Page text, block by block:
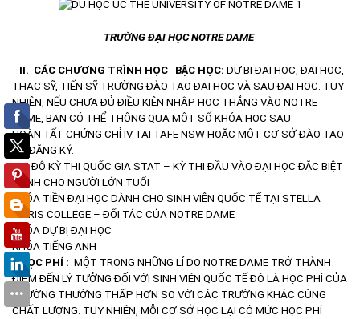
TRƯỜNG ĐẠI HỌC NOTRE DAME
II. CÁC CHƯƠNG TRÌNH HỌC BẬC HỌC: DỰ BỊ ĐẠI HỌC, ĐẠI HỌC,
THẠC SỸ, TIẾN SỸ TRƯỜNG ĐÀO TẠO ĐẠI HỌC VÀ SAU ĐẠI HỌC. TUY
NHIÊN, NẾU CHƯA ĐỦ ĐIỀU KIỆN NHẬP HỌC THẲNG VÀO NOTRE
DAME, BẠN CÓ THỂ THÔNG QUA MỘT SỐ KHÓA HỌC SAU:
HOÀN TẤT CHỨNG CHỈ IV TẠI TAFE NSW HOẶC MỘT CƠ SỞ ĐÀO TẠO
CÓ ĐĂNG KÝ.
THI ĐỖ KỲ THI QUỐC GIA STAT – KỲ THI ĐẦU VÀO ĐẠI HỌC ĐẶC BIỆT
DÀNH CHO NGƯỜI LỚN TUỔI
KHÓA TIỀN ĐẠI HỌC DÀNH CHO SINH VIÊN QUỐC TẾ TẠI STELLA
MARIS COLLEGE – ĐỐI TÁC CỦA NOTRE DAME
KHÓA DỰ BỊ ĐẠI HỌC
KHÓA TIẾNG ANH
HỌC PHÍ : MỘT TRONG NHỮNG LÍ DO NOTRE DAME TRỞ THÀNH
ĐIỂM ĐẾN LÝ TƯỞNG ĐỐI VỚI SINH VIÊN QUỐC TẾ ĐÓ LÀ HỌC PHÍ CỦA
TRƯỜNG THƯỜNG THẤP HƠN SO VỚI CÁC TRƯỜNG KHÁC CÙNG
CHẤT LƯỢNG. TUY NHIÊN, MỖI CƠ SỞ HỌC LẠI CÓ MỨC HỌC PHÍ